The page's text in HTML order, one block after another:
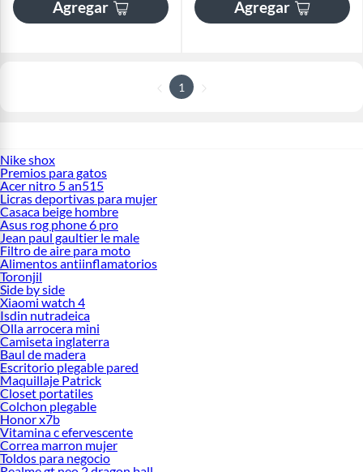
Agregar Agregar
1
Nike shox
Premios para gatos
Acer nitro 5 an515
Licras deportivas para mujer
Casaca beige hombre
Asus rog phone 6 pro
Jean paul gaultier le male
Filtro de aire para moto
Alimentos antiinflamatorios
Toronjil
Side by side
Xiaomi watch 4
Isdin nutradeica
Olla arrocera mini
Camiseta inglaterra
Baul de madera
Escritorio plegable pared
Maquillaje Patrick
Closet portatiles
Colchon plegable
Honor x7b
Vitamina c efervescente
Correa marron mujer
Toldos para negocio